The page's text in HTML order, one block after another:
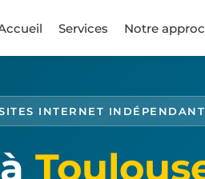
Services Notre
INTERNET INDÉPENDANT